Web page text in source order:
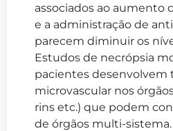
associados ao aumento
e a administração de
parecem diminuir os
Estudos de necrópsia
pacientes desenvolvem
microvascular nos
rins etc.) que podem
de órgãos multi-sistema.